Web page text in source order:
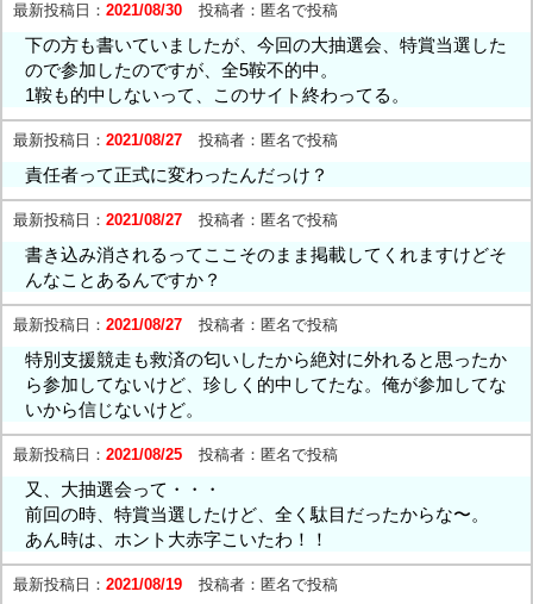
最新投稿日： 2021/08/30 投稿者： 匿名で投稿
下の方も書いていましたが、今回の大抽選会、特賞当選した
ので参加したのですが、全5鞍不的中。
1鞍も的中しないって、このサイト終わってる。
最新投稿日： 2021/08/27 投稿者： 匿名で投稿
責任者って正式に変わったんだっけ？
最新投稿日： 2021/08/27 投稿者： 匿名で投稿
書き込み消されるってここそのまま掲載してくれますけどそ
んなことあるんですか？
最新投稿日： 2021/08/27 投稿者： 匿名で投稿
特別支援競走も救済の匂いしたから絶対に外れると思ったか
ら参加してないけど、珍しく的中してたな。俺が参加してな
いから信じないけど。
最新投稿日： 2021/08/25 投稿者： 匿名で投稿
又、大抽選会って・・・
前回の時、特賞当選したけど、全く駄目だったからな〜。
あん時は、ホント大赤字こいたわ！！
最新投稿日： 2021/08/19 投稿者： 匿名で投稿